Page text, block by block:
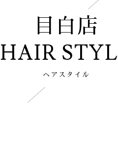
目白店
HAIR
ヘアスタイル